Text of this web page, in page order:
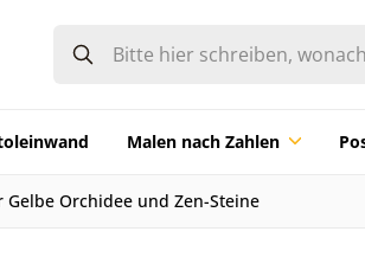
Malen nach Zahlen
Gelbe Orchidee und Zen-Steine